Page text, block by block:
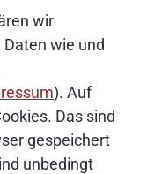
wir
wie und
). Auf
Das sind
gespeichert
unbedingt
noch ein
dafür werden
arbeiten
Behörden
die Zukunft